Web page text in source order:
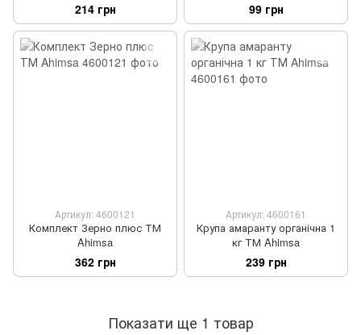
214 грн 99 грн
Артикул: 4600121
Комплект Зерно плюс ТМ
Ahimsa
362 грн
Артикул: 4600161
Крупа амаранту органічна 1
кг ТМ Ahimsa
239 грн
Показати ще 1 товар